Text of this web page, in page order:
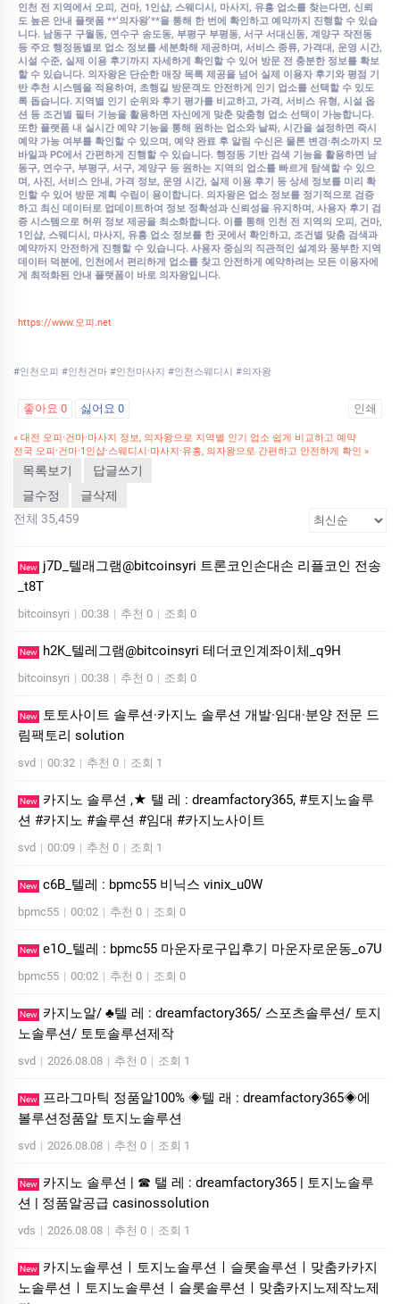
인천 전 지역에서 오피, 건마, 1인샵, 스웨디시, 마사지, 유흥 업소를 찾는다면, 신뢰
도 높은 안내 플랫폼 **‘의자왕’**을 통해 한 번에 확인하고 예약까지 진행할 수 있습
니다. 남동구 구월동, 연수구 송도동, 부평구 부평동, 서구 서대신동, 계양구 작전동
등 주요 행정동별로 업소 정보를 세분화해 제공하며, 서비스 종류, 가격대, 운영 시간,
시설 수준, 실제 이용 후기까지 자세하게 확인할 수 있어 방문 전 충분한 정보를 확보
할 수 있습니다. 의자왕은 단순한 매장 목록 제공을 넘어 실제 이용자 후기와 평점 기
반 추천 시스템을 적용하여, 초행길 방문객도 안전하게 인기 업소를 선택할 수 있도
록 돕습니다. 지역별 인기 순위와 후기 평가를 비교하고, 가격, 서비스 유형, 시설 옵
션 등 조건별 필터 기능을 활용하면 자신에게 맞춘 맞춤형 업소 선택이 가능합니다.
또한 플랫폼 내 실시간 예약 기능을 통해 원하는 업소와 날짜, 시간을 설정하면 즉시
예약 가능 여부를 확인할 수 있으며, 예약 완료 후 알림 수신은 물론 변경·취소까지 모
바일과 PC에서 간편하게 진행할 수 있습니다. 행정동 기반 검색 기능을 활용하면 남
동구, 연수구, 부평구, 서구, 계양구 등 원하는 지역의 업소를 빠르게 탐색할 수 있으
며, 사진, 서비스 안내, 가격 정보, 운영 시간, 실제 이용 후기 등 상세 정보를 미리 확
인할 수 있어 방문 계획 수립이 용이합니다. 의자왕은 업소 정보를 정기적으로 검증
하고 최신 데이터로 업데이트하여 정보 정확성과 신뢰성을 유지하며, 사용자 후기 검
증 시스템으로 허위 정보 제공을 최소화합니다. 이를 통해 인천 전 지역의 오피, 건마,
1인샵, 스웨디시, 마사지, 유흥 업소 정보를 한 곳에서 확인하고, 조건별 맞춤 검색과
예약까지 안전하게 진행할 수 있습니다. 사용자 중심의 직관적인 설계와 풍부한 지역
데이터 덕분에, 인천에서 편리하게 업소를 찾고 안전하게 예약하려는 모든 이용자에
게 최적화된 안내 플랫폼이 바로 의자왕입니다.
https://www.오피.net
#인천오피 #인천건마 #인천마사지 #인천스웨디시 #의자왕
좋아요 0 싫어요 0 인쇄
« 대전 오피·건마·마사지 정보, 의자왕으로 지역별 인기 업소 쉽게 비교하고 예약
전국 오피·건마·1인샵·스웨디시·마사지·유흥, 의자왕으로 간편하고 안전하게 확인 »
목록보기
답글쓰기
글수정
글삭제
전체 35,459
New
j7D_텔래그램@bitcoinsyri 트론코인손대손 리플코인 전송
_t8T
bitcoinsyri | 00:38 | 추천 0 | 조회 0
New h2K_텔레그램@bitcoinsyri 테더코인계좌이체_q9H
bitcoinsyri | 00:38 | 추천 0 | 조회 0
New
토토사이트 솔루션·카지노 솔루션 개발·임대·분양 전문 드
림팩토리 solution
svd | 00:32 | 추천 0 | 조회 1
New
카지노 솔루션 ,★ 탤 레 : dreamfactory365, #토지노솔루
션 #카지노 #솔루션 #임대 #카지노사이트
svd | 00:09 | 추천 0 | 조회 1
New c6B_텔레 : bpmc55 비닉스 vinix_u0W
bpmc55 | 00:02 | 추천 0 | 조회 0
New e1O_텔레 : bpmc55 마운자로구입후기 마운자로운동_o7U
bpmc55 | 00:02 | 추천 0 | 조회 0
New
카지노알/ ♣텔 레 : dreamfactory365/ 스포츠솔루션/ 토지
노솔루션/ 토토솔루션제작
svd | 2026.08.08 | 추천 0 | 조회 1
New
프라그마틱 정품알100% ◈텔 래 : dreamfactory365◈에
볼루션정품알 토지노솔루션
svd | 2026.08.08 | 추천 0 | 조회 1
New
카지노 솔루션 | ☎ 탤 레 : dreamfactory365 | 토지노솔루
션 | 정품알공급 casinossolution
vds | 2026.08.08 | 추천 0 | 조회 1
New
카지노솔루션ㅣ토지노솔루션ㅣ슬롯솔루션ㅣ맞춤카카지
노솔루션ㅣ토지노솔루션ㅣ슬롯솔루션ㅣ맞춤카지노제작노제